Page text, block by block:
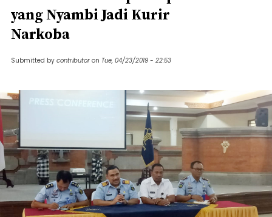
yang Nyambi Jadi Kurir
Narkoba
Submitted by contributor on Tue, 04/23/2019 - 22:53